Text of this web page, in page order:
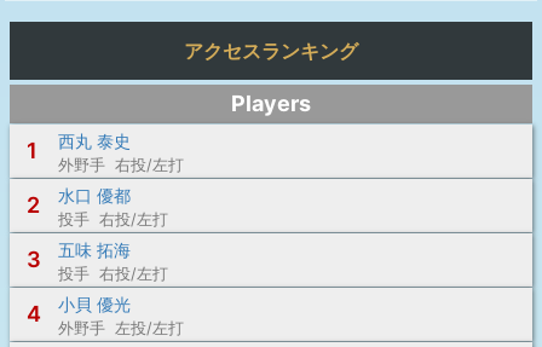
アクセスランキング
Players
1
西丸 泰史
外野手 右投/左打
2 水口 優都
投手 右投/左打
3 五味 拓海
投手 右投/左打
4 小貝 優光
外野手 左投/左打